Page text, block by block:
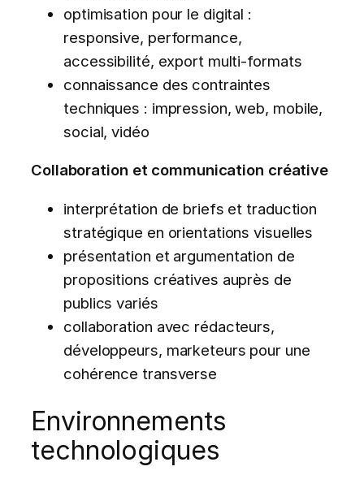
optimisation pour le digital :
responsive, performance,
accessibilité, export multi-formats
connaissance des contraintes
techniques : impression, web, mobile,
social, vidéo
Collaboration et communication créative
interprétation de briefs et traduction
stratégique en orientations visuelles
présentation et argumentation de
propositions créatives auprès de
publics variés
collaboration avec rédacteurs,
développeurs, marketeurs pour une
cohérence transverse
Environnements
technologiques